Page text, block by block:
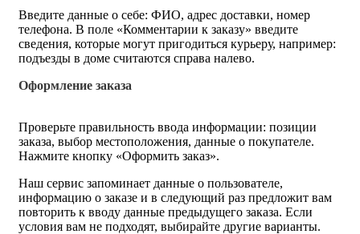
Введите данные о себе: ФИО, адрес доставки, номер
телефона. В поле «Комментарии к заказу» введите
сведения, которые могут пригодиться курьеру, например:
подъезды в доме считаются справа налево.
Оформление заказа
Проверьте правильность ввода информации: позиции
заказа, выбор местоположения, данные о покупателе.
Нажмите кнопку «Оформить заказ».
Наш сервис запоминает данные о пользователе,
информацию о заказе и в следующий раз предложит вам
повторить к вводу данные предыдущего заказа. Если
условия вам не подходят, выбирайте другие варианты.